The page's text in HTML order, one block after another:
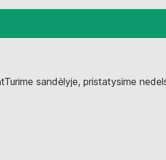
Turime sandėlyje, pristatysime